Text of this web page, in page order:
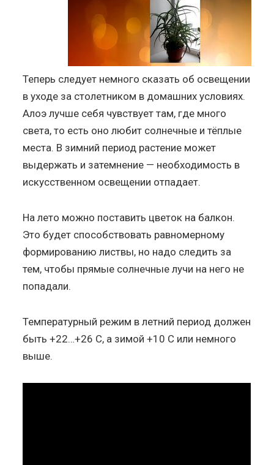
Теперь следует немного сказать об освещении
в уходе за столетником в домашних условиях.
Алоэ лучше себя чувствует там, где много
света, то есть оно любит солнечные и тёплые
места. В зимний период растение может
выдержать и затемнение — необходимость в
искусственном освещении отпадает.
На лето можно поставить цветок на балкон.
Это будет способствовать равномерному
формированию листвы, но надо следить за
тем, чтобы прямые солнечные лучи на него не
попадали.
Температурный режим в летний период должен
быть +22…+26 С, а зимой +10 С или немного
выше.